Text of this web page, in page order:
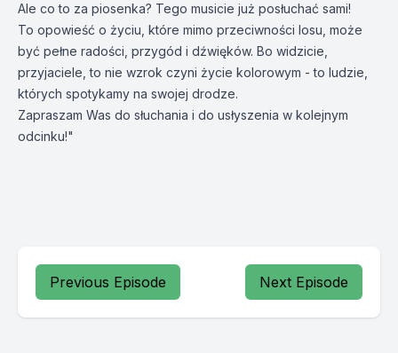
Ale co to za piosenka? Tego musicie już posłuchać sami!
To opowieść o życiu, które mimo przeciwności losu, może
być pełne radości, przygód i dźwięków. Bo widzicie,
przyjaciele, to nie wzrok czyni życie kolorowym - to ludzie,
których spotykamy na swojej drodze.
Zapraszam Was do słuchania i do usłyszenia w kolejnym
odcinku!"
Previous Episode Next Episode